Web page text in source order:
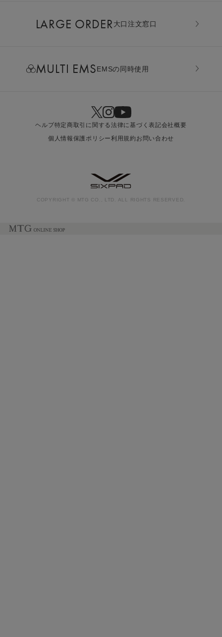
LARGE ORDER⼤⼝注⽂窓⼝
MULTI EMSEMSの同時使用
ヘルプ特定商取引に関する法律に基づく表記会社概要
個人情報保護ポリシー利用規約 お問い合わせ
COPYRIGHT © MTG CO., LTD. ALL RIGHTS RESERVED.